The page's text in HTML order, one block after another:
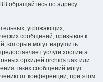
обращайтесь по адресу
угрожающих,
сообщений, призывов к
которые могут нарушить
услуги хостинга
орхидей orchids.ua» или
таких сообщений могут
от конференции, при этом